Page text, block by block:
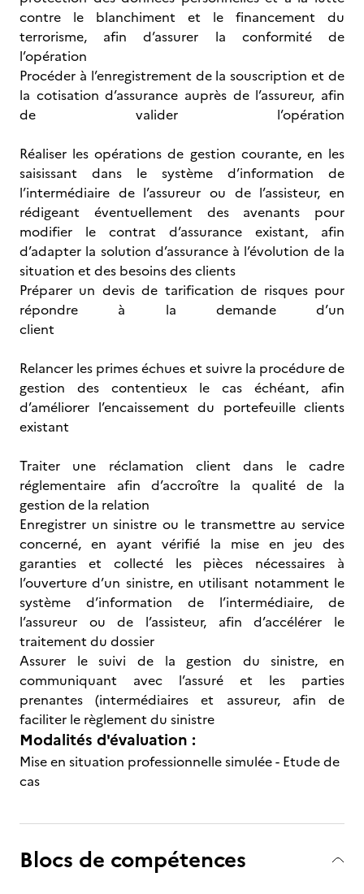
contre le blanchiment et le financement du
terrorisme, afin d’assurer la conformité de
l’opération
Procéder à l’enregistrement de la souscription et de
la cotisation d’assurance auprès de l’assureur, afin
de valider l’opération
Réaliser les opérations de gestion courante, en les
saisissant dans le système d’information de
l’intermédiaire de l’assureur ou de l’assisteur, en
rédigeant éventuellement des avenants pour
modifier le contrat d’assurance existant, afin
d’adapter la solution d’assurance à l’évolution de la
situation et des besoins des clients
Préparer un devis de tarification de risques pour
répondre à la demande d’un
client
Relancer les primes échues et suivre la procédure de
gestion des contentieux le cas échéant, afin
d’améliorer l’encaissement du portefeuille clients
existant
Traiter une réclamation client dans le cadre
réglementaire afin d’accroître la qualité de la
gestion de la relation
Enregistrer un sinistre ou le transmettre au service
concerné, en ayant vérifié la mise en jeu des
garanties et collecté les pièces nécessaires à
l’ouverture d’un sinistre, en utilisant notamment le
système d’information de l’intermédiaire, de
l’assureur ou de l’assisteur, afin d’accélérer le
traitement du dossier
Assurer le suivi de la gestion du sinistre, en
communiquant avec l’assuré et les parties
prenantes (intermédiaires et assureur, afin de
faciliter le règlement du sinistre
Modalités d'évaluation :
Mise en situation professionnelle simulée - Etude de
cas
Blocs de compétences